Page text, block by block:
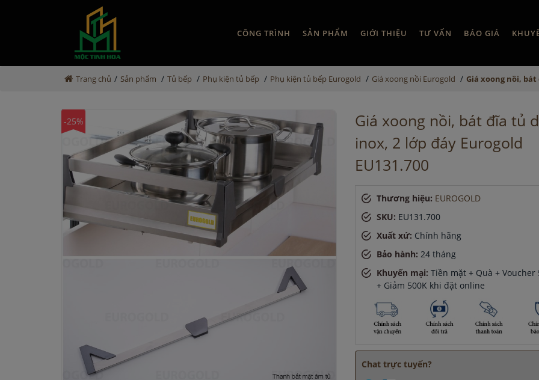
CÔNG TRÌNH SẢN PHẨM GIỚI THIỆU TƯ VẤN BÁO GIÁ
Trang chủ / Sản phẩm / Tủ bếp / Phụ kiện tủ bếp / Phụ kiện tủ bếp Eurogold / Giá xoong nồi Eurogold / Giá xoong nồi, bát
-25%
Giá xoong nồi, bát đĩa tủ
inox, 2 lớp đáy Eurogold
EU131.700
Thương hiệu: EUROGOLD
SKU: EU131.700
Xuất xứ: Chính hãng
Bảo hành: 24 tháng
Khuyến mại: Tiền mặt + Quà + Voucher
+ Giảm 500K khi đặt online
Chat trực tuyến?